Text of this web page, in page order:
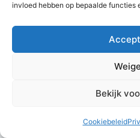
invloed hebben op bepaalde functies
Bekijk
Cookiebeleid
© 2026